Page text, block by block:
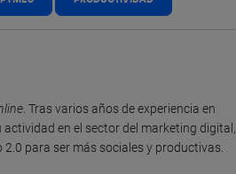
. Tras varios años de experiencia en
en el sector del marketing digital,
para ser más sociales y productivas.